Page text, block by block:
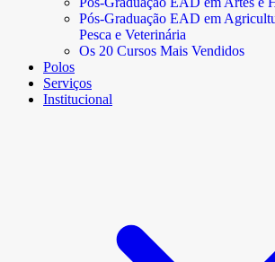
Pós-Graduação EAD em
Pesca e Veterinária
Os 20 Cursos Mais Vendidos
Polos
Serviços
Institucional